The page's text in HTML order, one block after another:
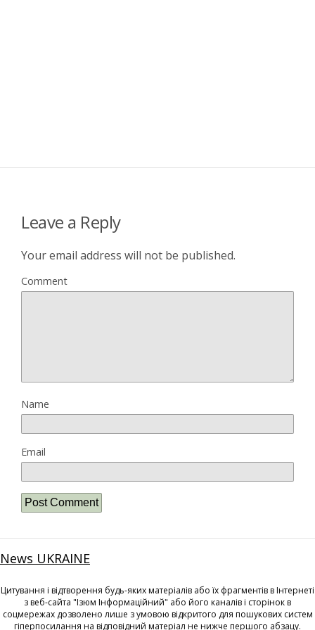
Leave a Reply
Your email address will not be published.
Comment
Name
Email
News UKRAINE
Цитування і відтворення будь-яких матеріалів або їх фрагментів в Інтернеті
з веб-сайта "Ізюм Інформаційний" або його каналів і сторінок в
соцмережах дозволено лише з умовою відкритого для пошукових систем
гіперпосилання на відповідний матеріал не нижче першого абзацу.